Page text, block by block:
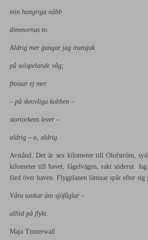
min hungriga näbb
dimmornas ro.
Aldrig mer gungar jag transjuk
på solspelande våg;
frossar ej mer
– på skrovliga kobben –
stortorkens lever –
aldrig – o, aldrig.
Avstånd. Det är sex kilometer till Olofström,
kilometer till havet, fågelvägen, rakt söderut.
färd över haven. Flygplanen lämnar spår efter sig
Våra tankar äro sjöfåglar –
alltid på flykt.
Maja Tinnerwall